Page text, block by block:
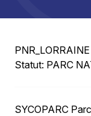
PNR_LORRAINE
Statut: PARC
SYCOPARC